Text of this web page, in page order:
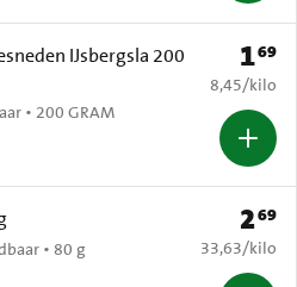
IJsbergsla 200
• 200 GRAM
Prijs:
169
€ 8,45 per
8,45/kilo
• 80 g
Prijs:
269
€ 33,63 per
33,63/kilo